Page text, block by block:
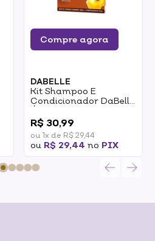
Compre agora
DABELLE
Kit Shampoo E
Condicionador DaBelle
Óleo Mágico Shampoo
410ml + Condicionador
175ml
R$ 30,99
ou 1x de R$ 29,44
ou R$ 29,44 no PIX